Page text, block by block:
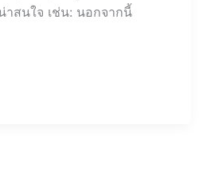
าสนใจ เช่น: นอกจากนี้